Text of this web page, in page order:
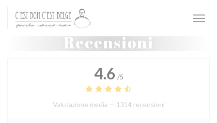
Personalizzazione delle tue scelte sui cookie
Recensioni
4.6 /5
Valutazione media — 1314 recensioni